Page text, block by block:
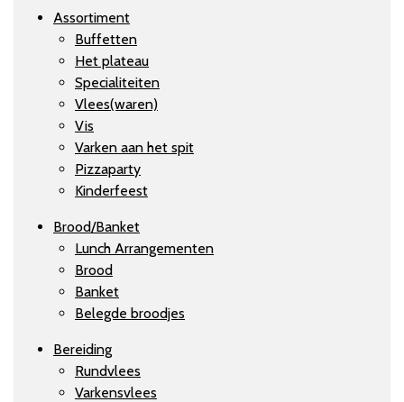
Assortiment
Buffetten
Het plateau
Specialiteiten
Vlees(waren)
Vis
Varken aan het spit
Pizzaparty
Kinderfeest
Brood/Banket
Lunch Arrangementen
Brood
Banket
Belegde broodjes
Bereiding
Rundvlees
Varkensvlees